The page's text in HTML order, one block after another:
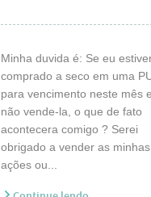
Minha duvida é: Se eu
comprado a seco em uma
para vencimento neste mês e
não vende-la, o que de fato
acontecera comigo ? Serei
obrigado a vender as minhas
ações ou...